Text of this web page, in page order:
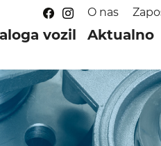
O nas
vozil Aktualno